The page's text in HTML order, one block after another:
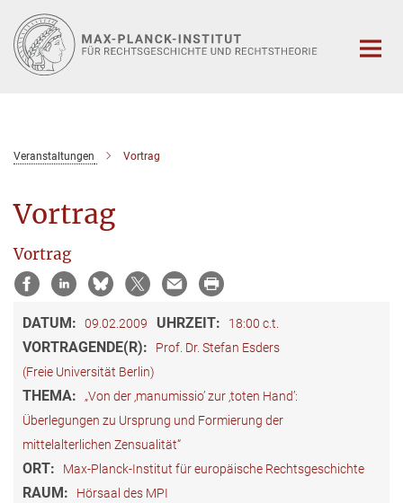
Hauptinhalt
Veranstaltungen Vortrag
Vortrag
Vortrag
DATUM: 09.02.2009 UHRZEIT: 18:00 c.t.
VORTRAGENDE(R):
Prof. Dr. Stefan Esders
(Freie Universität Berlin)
THEMA:
„Von der ‚manumissio’ zur ‚toten Hand’:
Überlegungen zu Ursprung und Formierung der
mittelalterlichen Zensualität“
ORT: Max-Planck-Institut für europäische Rechtsgeschichte
RAUM: Hörsaal des MPI